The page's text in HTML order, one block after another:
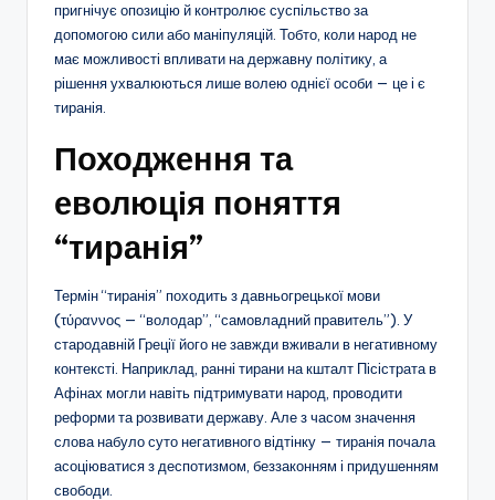
пригнічує опозицію й контролює суспільство за
допомогою сили або маніпуляцій. Тобто, коли народ не
має можливості впливати на державну політику, а
рішення ухвалюються лише волею однієї особи — це і є
тиранія.
Походження та
еволюція поняття
“тиранія”
Термін “тиранія” походить з давньогрецької мови
(τύραννος — “володар”, “самовладний правитель”). У
стародавній Греції його не завжди вживали в негативному
контексті. Наприклад, ранні тирани на кшталт Пісістрата в
Афінах могли навіть підтримувати народ, проводити
реформи та розвивати державу. Але з часом значення
слова набуло суто негативного відтінку — тиранія почала
асоціюватися з деспотизмом, беззаконням і придушенням
свободи.